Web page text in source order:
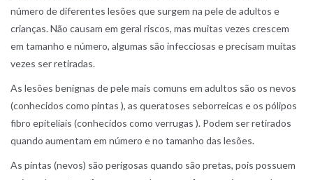
número de diferentes lesões que surgem na pele de adultos e
crianças. Não causam em geral riscos, mas muitas vezes crescem
em tamanho e número, algumas são infecciosas e precisam muitas
vezes ser retiradas.
As lesões benignas de pele mais comuns em adultos são os nevos
(conhecidos como pintas ), as queratoses seborreicas e os pólipos
fibro epiteliais (conhecidos como verrugas ). Podem ser retirados
quando aumentam em número e no tamanho das lesões.
As pintas (nevos) são perigosas quando são pretas, pois possuem